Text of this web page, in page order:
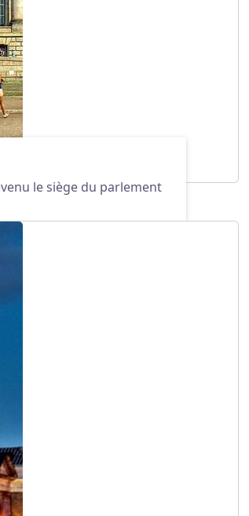
le siège du parlement